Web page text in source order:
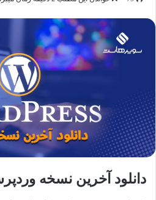
دانلود آخرین نسخه